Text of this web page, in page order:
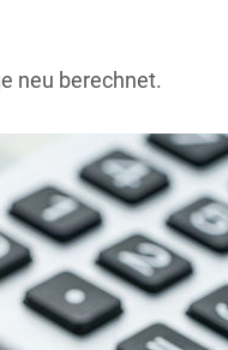
neu berechnet.